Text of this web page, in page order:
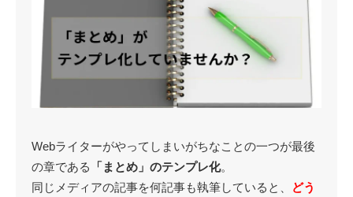
Webライターがやってしまいがちなことの一つが最後
の章である
「まとめ」のテンプレ化。
同じメディアの記事を何記事も執筆していると、
どう